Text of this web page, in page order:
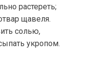
растереть;
щавеля.
солью,
укропом.